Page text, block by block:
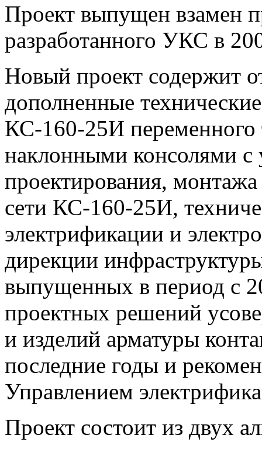
Проект выпущен взамен
разработанного УКС в
Новый проект содержит
дополненные
КС-160-25И переменного
наклонными консолями с
проектирования,
сети КС-160-25И,
электрификации и
дирекции
выпущенных в период с
проектных решений
и изделий арматуры
последние годы и
Управлением
Проект состоит из двух